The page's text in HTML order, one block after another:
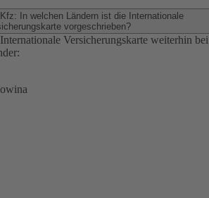
In welchen Ländern ist die Internationale
vorgeschrieben?
Versicherungskarte weiterhin bei